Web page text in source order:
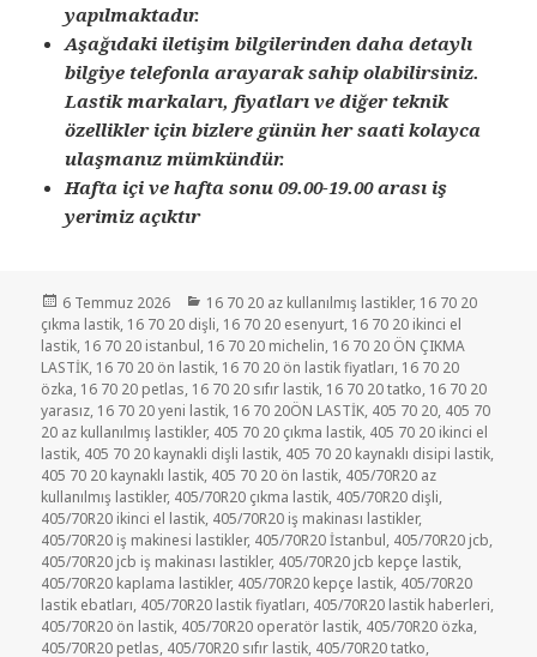
yapılmaktadır.
Aşağıdaki iletişim bilgilerinden daha detaylı
bilgiye telefonla arayarak sahip olabilirsiniz.
Lastik markaları, fiyatları ve diğer teknik
özellikler için bizlere günün her saati kolayca
ulaşmanız mümkündür.
Hafta içi ve hafta sonu 09.00-19.00 arası iş
yerimiz açıktır
Yayın
tarihi
6 Temmuz 2026 Kategoriler
16 70 20 az kullanılmış lastikler, 16 70 20
çıkma lastik 16 70 20 dişli 16 70 20 esenyurt 16 70 20 ikinci el
lastik 16 70 20 istanbul 16 70 20 michelin 16 70 20 ÖN ÇIKMA
LASTİK 16 70 20 ön lastik 16 70 20 ön lastik fiyatları 16 70 20
özka 16 70 20 petlas 16 70 20 sıfır lastik 16 70 20 tatko 16 70 20
yarasız 16 70 20 yeni lastik 16 70 20ÖN LASTİK 405 70 20 405 70
20 az kullanılmış lastikler, 405 70 20 çıkma lastik 405 70 20 ikinci el
lastik 405 70 20 kaynakli dişli lastik 405 70 20 kaynaklı disipi lastik
405 70 20 kaynaklı lastik 405 70 20 ön lastik 405/70R20 az
kullanılmış lastikler, 405/70R20 çıkma lastik 405/70R20 dişli
405/70R20 ikinci el lastik 405/70R20 iş makinası lastikler,
405/70R20 iş makinesi lastikler, 405/70R20 İstanbul 405/70R20 jcb
405/70R20 jcb iş makinası lastikler, 405/70R20 jcb kepçe lastik
405/70R20 kaplama lastikler, 405/70R20 kepçe lastik 405/70R20
lastik ebatları 405/70R20 lastik fiyatları 405/70R20 lastik haberleri
405/70R20 ön lastik 405/70R20 operatör lastik 405/70R20 özka
405/70R20 petlas 405/70R20 sıfır lastik 405/70R20 tatko